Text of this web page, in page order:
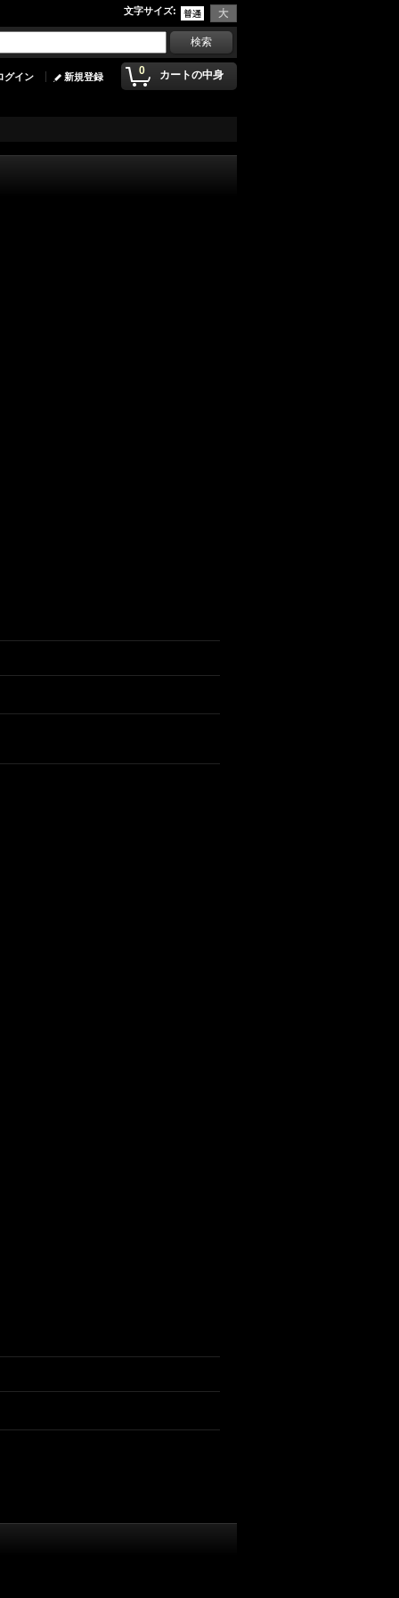
文字サイズ:
0 カートの中身
グイン 新規登録